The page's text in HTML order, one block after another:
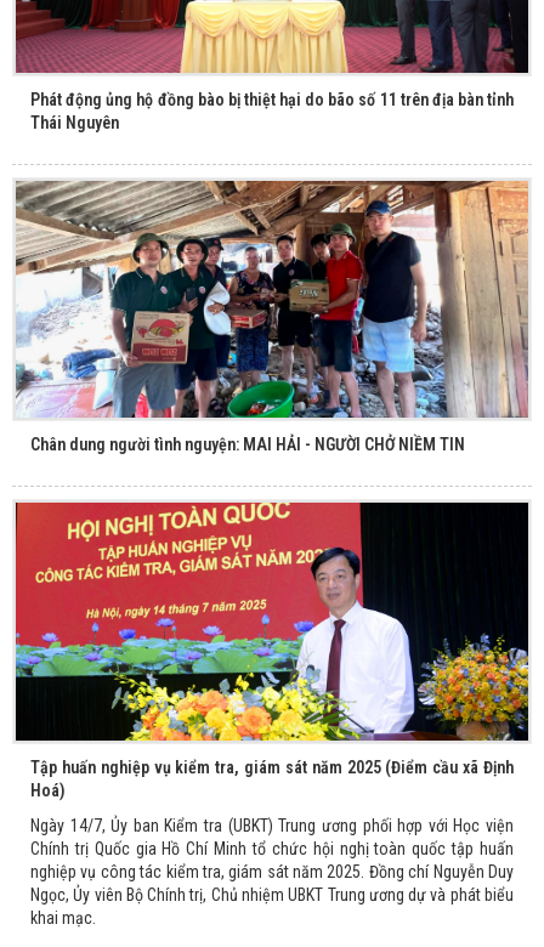
Phát động ủng hộ đồng bào bị thiệt hại do bão số 11 trên địa bàn tỉnh
Thái Nguyên
Chân dung người tình nguyện: MAI HẢI - NGƯỜI CHỞ NIỀM TIN
Tập huấn nghiệp vụ kiểm tra, giám sát năm 2025 (Điểm cầu xã Định
Hoá)
Ngày 14/7, Ủy ban Kiểm tra (UBKT) Trung ương phối hợp với Học viện
Chính trị Quốc gia Hồ Chí Minh tổ chức hội nghị toàn quốc tập huấn
nghiệp vụ công tác kiểm tra, giám sát năm 2025. Đồng chí Nguyễn Duy
Ngọc, Ủy viên Bộ Chính trị, Chủ nhiệm UBKT Trung ương dự và phát biểu
khai mạc.